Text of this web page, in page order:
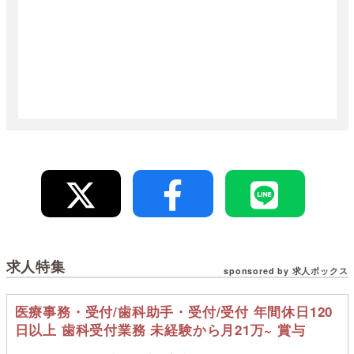
求人特集 sponsored by 求人ボックス
医療事務・受付/歯科助手・受付/受付 年間休日120
日以上 歯科受付業務 未経験から月21万~ 賞与